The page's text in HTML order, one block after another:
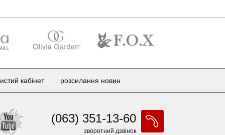
кабінет розсилання новин
(063) 351-13-60
зворотний дзвінок